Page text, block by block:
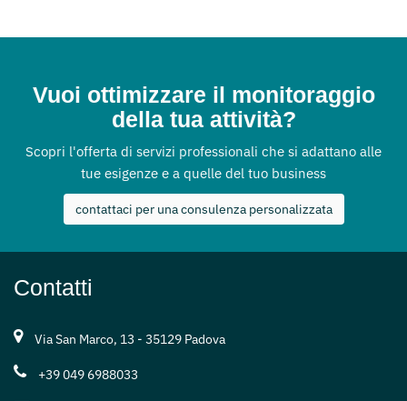
Vuoi ottimizzare il monitoraggio
della tua attività?
Scopri l'offerta di servizi professionali che si adattano alle
tue esigenze e a quelle del tuo business
contattaci per una consulenza personalizzata
Contatti
Via San Marco, 13 - 35129 Padova
+39 049 6988033